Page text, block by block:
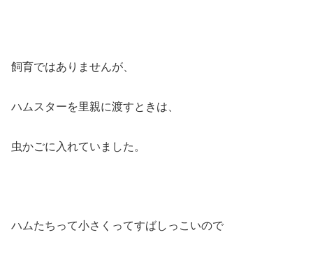
飼育ではありませんが、
ハムスターを里親に渡すときは、
虫かごに入れていました。
ハムたちって小さくってすばしっこいので